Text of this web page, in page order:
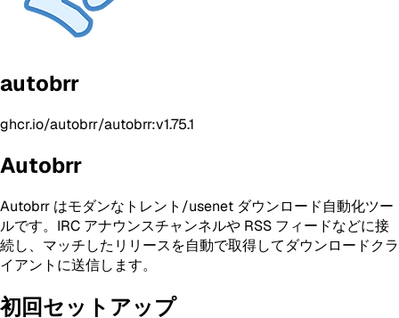
autobrr
ghcr.io/autobrr/autobrr:v1.75.1
Autobrr
Autobrr はモダンなトレント/usenet ダウンロード自動化ツー
ルです。IRC アナウンスチャンネルや RSS フィードなどに接
続し、マッチしたリリースを自動で取得してダウンロードクラ
イアントに送信します。
初回セットアップ